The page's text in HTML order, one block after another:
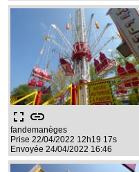
fullscreen link
fandemanèges
Prise 22/04/2022 12h19 17s
Envoyée 24/04/2022 16:46